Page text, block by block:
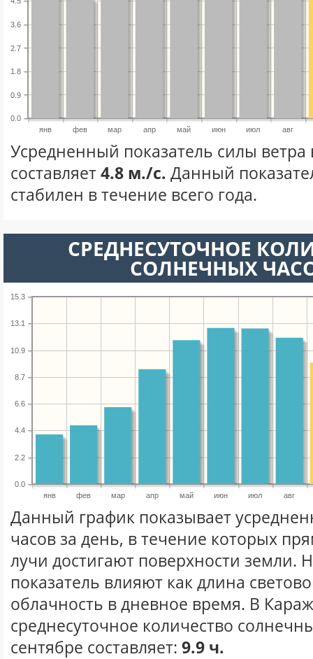
янв фев мар апр май июн июл авг
0.0
0.9
1.8
2.7
3.6
Усредненный показатель силы ветра
составляет4.8 м./с. Данный
стабилен в течение всего года.
СРЕДНЕСУТОЧНОЕ
СОЛНЕЧНЫХ
янв фев мар апр май июн июл авг
0.0
2.2
4.4
6.6
8.7
10.9
13.1
15.3
Данный график показывает
часов за день, в течение которых
лучи достигают поверхности земли.
показатель влияют как длина
облачность в дневное время. В
среднесуточное количество
сентябре составляет: 9.9 ч.